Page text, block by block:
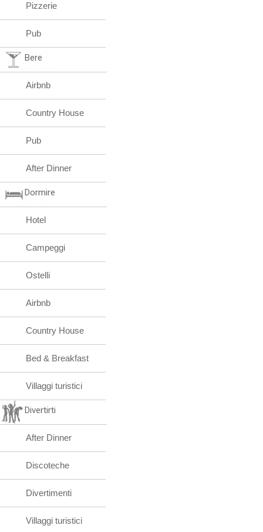
Pizzerie
Pub
Bere
Airbnb
Country House
Pub
After Dinner
Dormire
Hotel
Campeggi
Ostelli
Airbnb
Country House
Bed & Breakfast
Villaggi turistici
Divertirti
After Dinner
Discoteche
Divertimenti
Villaggi turistici